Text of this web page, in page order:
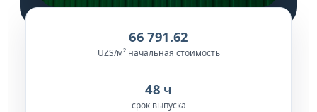
66 791.62
UZS/м² начальная стоимость
48 ч
срок выпуска